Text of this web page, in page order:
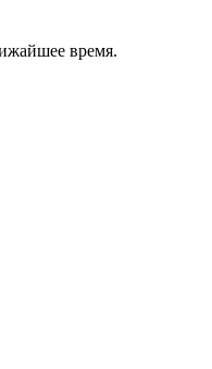
время.